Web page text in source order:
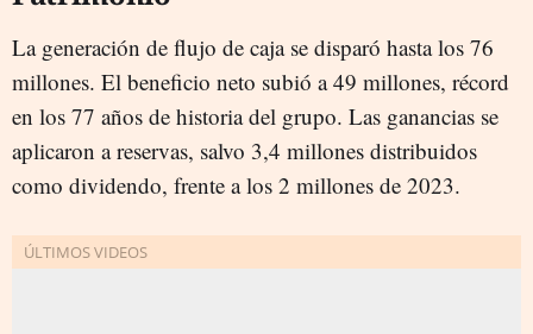
La generación de flujo de caja se disparó hasta los 76
millones. El beneficio neto subió a 49 millones, récord
en los 77 años de historia del grupo. Las ganancias se
aplicaron a reservas, salvo 3,4 millones distribuidos
como dividendo, frente a los 2 millones de 2023.